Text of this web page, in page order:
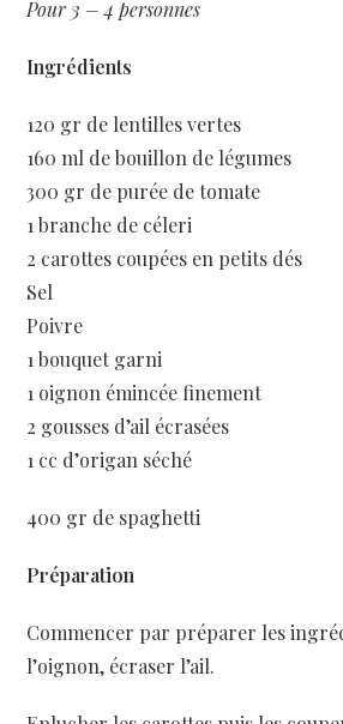
Pour 3 – 4 personnes
Ingrédients
120 gr de lentilles vertes
160 ml de bouillon de légumes
300 gr de purée de tomate
1 branche de céleri
2 carottes coupées en petits dés
Sel
Poivre
1 bouquet garni
1 oignon émincée finement
2 gousses d’ail écrasées
1 cc d’origan séché
400 gr de spaghetti
Préparation
Commencer par préparer les
l’oignon, écraser l’ail.